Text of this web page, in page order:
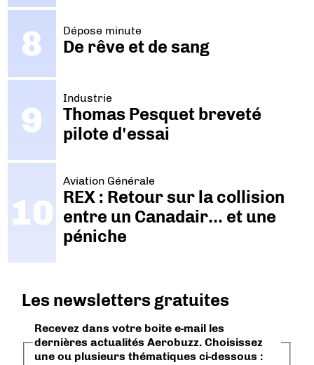
Dépose minute
De rêve et de sang
Industrie
Thomas Pesquet breveté
pilote d'essai
Aviation Générale
REX : Retour sur la collision
entre un Canadair… et une
péniche
Les newsletters gratuites
Recevez dans votre boite e-mail les
dernières actualités Aerobuzz. Choisissez
une ou plusieurs thématiques ci-dessous :